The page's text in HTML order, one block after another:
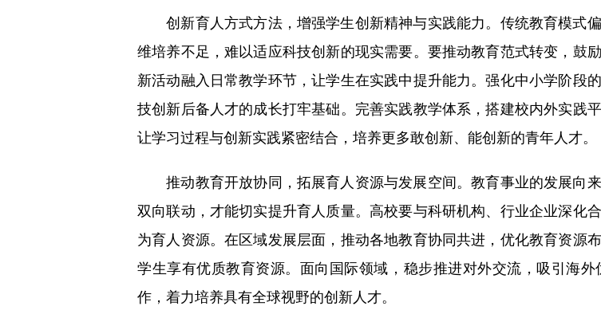
创新育人方式方法，增强学生创新精神与实践能力。传统教育模式
维培养不足，难以适应科技创新的现实需要。要推动教育范式转变，鼓
新活动融入日常教学环节，让学生在实践中提升能力。强化中小学阶段
技创新后备人才的成长打牢基础。完善实践教学体系，搭建校内外实践
让学习过程与创新实践紧密结合，培养更多敢创新、能创新的青年人才。
推动教育开放协同，拓展育人资源与发展空间。教育事业的发展向
双向联动，才能切实提升育人质量。高校要与科研机构、行业企业深化
为育人资源。在区域发展层面，推动各地教育协同共进，优化教育资源
学生享有优质教育资源。面向国际领域，稳步推进对外交流，吸引海
作，着力培养具有全球视野的创新人才。